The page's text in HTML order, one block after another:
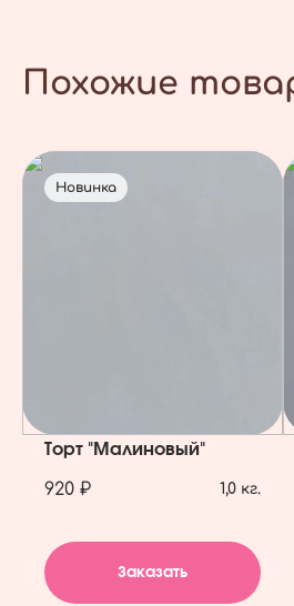
Похожие
Новинка
Торт "Малиновый"
920 ₽ 1,0 кг.
Заказать